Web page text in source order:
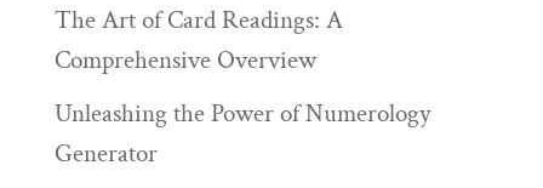
The Art of Card Readings: A
Comprehensive Overview
Unleashing the Power of Numerology
Generator